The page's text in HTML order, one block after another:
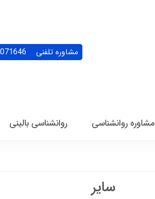
مشاوره تلفنی
مشاوره روانشناسی روانشناسی بالینی
سایر